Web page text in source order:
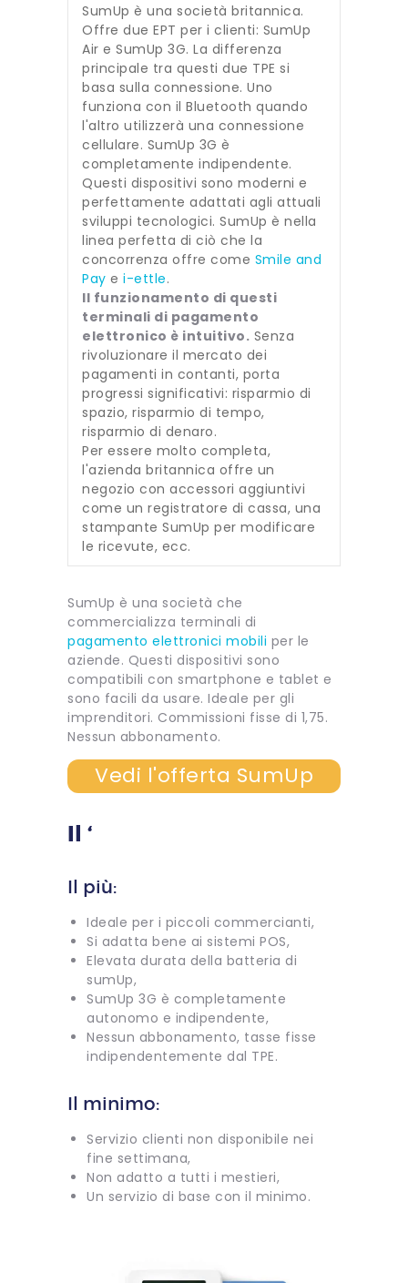
SumUp è una società britannica.
Offre due EPT per i clienti: SumUp
Air e SumUp 3G. La differenza
principale tra questi due TPE si
basa sulla connessione. Uno
funziona con il Bluetooth quando
l'altro utilizzerà una connessione
cellulare. SumUp 3G è
completamente indipendente.
Questi dispositivi sono moderni e
perfettamente adattati agli attuali
sviluppi tecnologici. SumUp è nella
linea perfetta di ciò che la
concorrenza offre come Smile and
Pay e i-ettle.
Il funzionamento di questi
terminali di pagamento
elettronico è intuitivo. Senza
rivoluzionare il mercato dei
pagamenti in contanti, porta
progressi significativi: risparmio di
spazio, risparmio di tempo,
risparmio di denaro.
Per essere molto completa,
l'azienda britannica offre un
negozio con accessori aggiuntivi
come un registratore di cassa, una
stampante SumUp per modificare
le ricevute, ecc.
SumUp è una società che
commercializza terminali di
pagamento elettronici mobili per le
aziende. Questi dispositivi sono
compatibili con smartphone e tablet e
sono facili da usare. Ideale per gli
imprenditori. Commissioni fisse di 1,75.
Nessun abbonamento.
Vedi l'offerta SumUp
Il ‘
Il più:
Ideale per i piccoli commercianti,
Si adatta bene ai sistemi POS,
Elevata durata della batteria di
sumUp,
SumUp 3G è completamente
autonomo e indipendente,
Nessun abbonamento, tasse fisse
indipendentemente dal TPE.
Il minimo:
Servizio clienti non disponibile nei
fine settimana,
Non adatto a tutti i mestieri,
Un servizio di base con il minimo.